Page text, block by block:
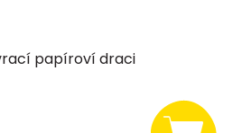
papíroví draci